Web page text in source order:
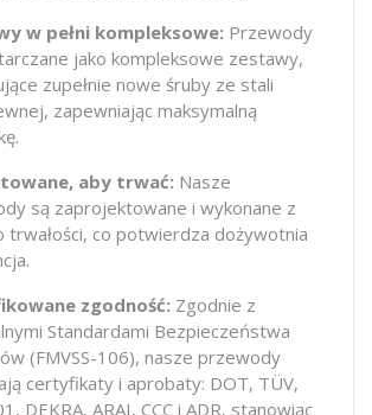
w pełni kompleksowe: Przewody
jako kompleksowe zestawy,
zupełnie nowe śruby ze stali
zapewniając maksymalną
aby trwać: Nasze
są zaprojektowane i wykonane z
trwałości, co potwierdza dożywotnia
zgodność: Zgodnie z
Standardami Bezpieczeństwa
(FMVSS-106), nasze przewody
certyfikaty i aprobaty: DOT, TÜV,
DEKRA, ARAI, CCC i ADR, stanowiąc